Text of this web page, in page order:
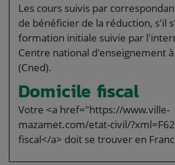
Les cours suivis par
de bénéficier de la réduction, s'il
formation initiale suivie par
Centre national d'enseignement
(Cned).
Domicile fiscal
Votre <a href="https://www.ville-
mazamet.com/etat-civil/
fiscal</a> doit se trouver en